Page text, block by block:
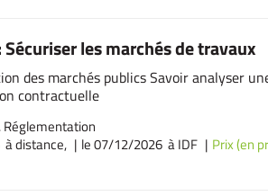
: Sécuriser les marchés de travaux
des marchés publics Savoir analyser
contractuelle
distance, le 07/12/2026 à IDF Prix (en